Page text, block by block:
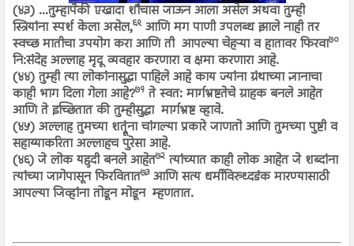
(४३) ...तुम्हापैकी एखादा शौचास जाऊन आला असेल अथवा तुम्ही
स्त्रियांना स्पर्श केला असेल,६९ आणि मग पाणी उपलब्ध झाले नाही तर
स्वच्छ मातीचा उपयोग करा आणि ती आपल्या चेहऱ्या व हातावर फिरवा७०
नि:संदेह अल्लाह मृदू व्यवहार करणारा व क्षमा करणारा आहे.
(४४) तुम्ही त्या लोकांनासुद्धा पाहिले आहे काय ज्यांना ग्रंथाच्या ज्ञानाचा
काही भाग दिला गेला आहे?७१ ते स्वत: मार्गभ्रष्टतेचे ग्राहक बनले आहेत
आणि ते इच्छितात की तुम्हीसुद्धा मार्गभ्रष्ट व्हावे.
(४५) अल्लाह तुमच्या शत्रूंना चांगल्या प्रकारे जाणतो आणि तुमच्या पुष्टी व
सहाय्याकरिता अल्लाहच पुरेसा आहे.
(४६) जे लोक यहुदी बनले आहेत७२ त्यांच्यात काही लोक आहेत जे शब्दांना
त्यांच्या जागेपासून फिरवितात७३आणि सत्य धर्मीविरुध्दडंक मारण्यासाठी
आपल्या जिव्हांना तोडून मोडून म्हणतात.